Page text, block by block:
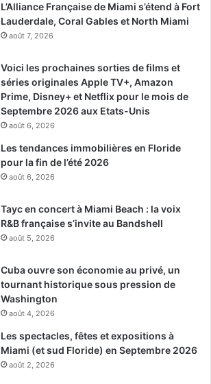
L’Alliance Française de Miami s’étend à Fort
Lauderdale, Coral Gables et North Miami
août 7, 2026
Voici les prochaines sorties de films et
séries originales Apple TV+, Amazon
Prime, Disney+ et Netflix pour le mois de
Septembre 2026 aux Etats-Unis
août 6, 2026
Les tendances immobilières en Floride
pour la fin de l’été 2026
août 6, 2026
Tayc en concert à Miami Beach : la voix
R&B française s’invite au Bandshell
août 5, 2026
Cuba ouvre son économie au privé, un
tournant historique sous pression de
Washington
août 4, 2026
Les spectacles, fêtes et expositions à
Miami (et sud Floride) en Septembre 2026
août 2, 2026